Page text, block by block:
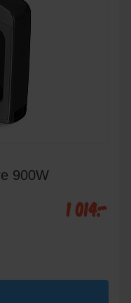
900W
1 014:-